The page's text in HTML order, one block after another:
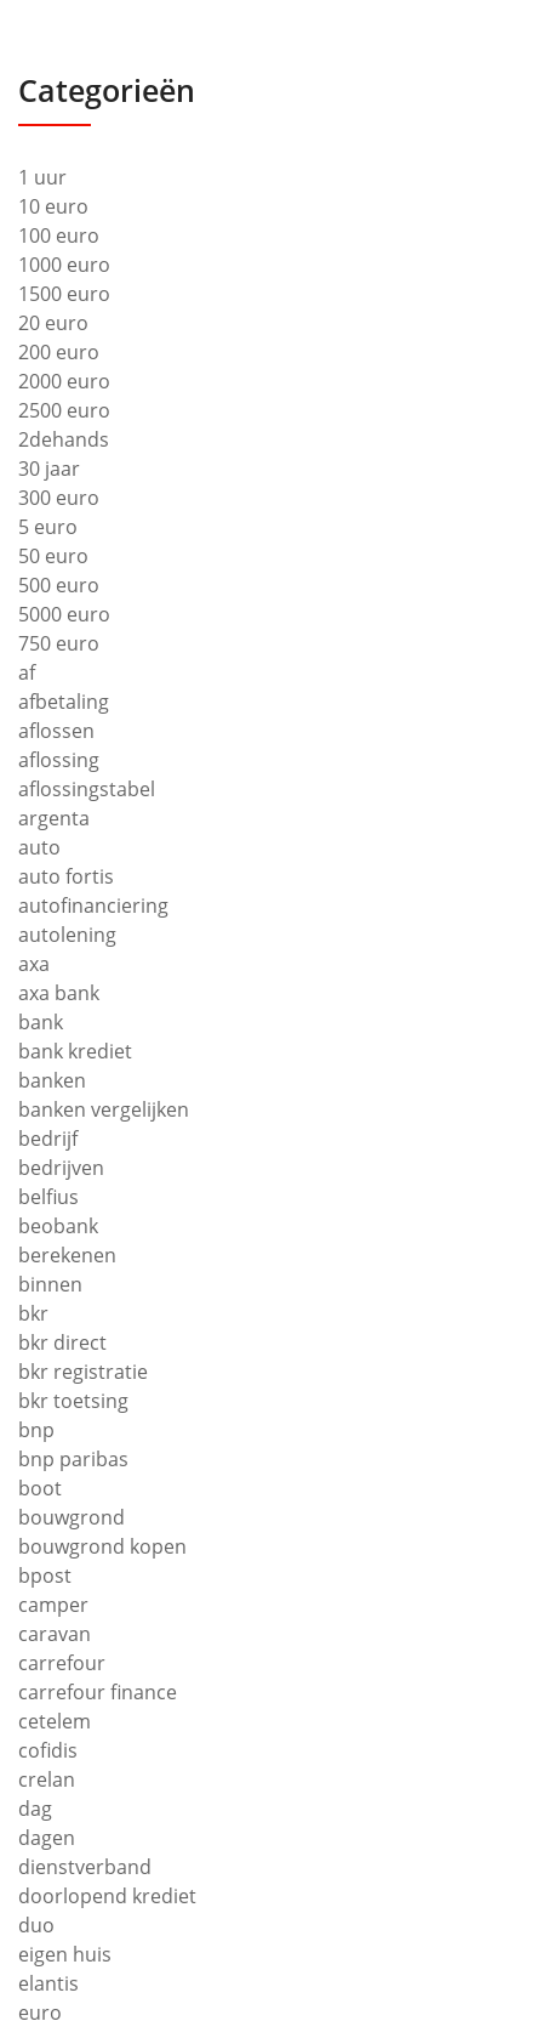
Categorieën
1 uur
10 euro
100 euro
1000 euro
1500 euro
20 euro
200 euro
2000 euro
2500 euro
2dehands
30 jaar
300 euro
5 euro
50 euro
500 euro
5000 euro
750 euro
af
afbetaling
aflossen
aflossing
aflossingstabel
argenta
auto
auto fortis
autofinanciering
autolening
axa
axa bank
bank
bank krediet
banken
banken vergelijken
bedrijf
bedrijven
belfius
beobank
berekenen
binnen
bkr
bkr direct
bkr registratie
bkr toetsing
bnp
bnp paribas
boot
bouwgrond
bouwgrond kopen
bpost
camper
caravan
carrefour
carrefour finance
cetelem
cofidis
crelan
dag
dagen
dienstverband
doorlopend krediet
duo
eigen huis
elantis
euro